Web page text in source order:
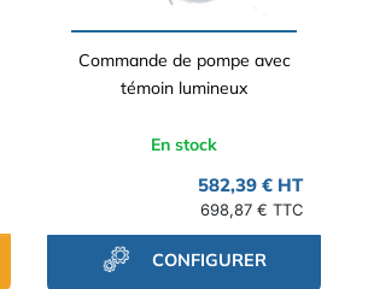
Commande de pompe avec
témoin lumineux
En stock
582,39 € HT
698,87 € TTC
CONFIGURER